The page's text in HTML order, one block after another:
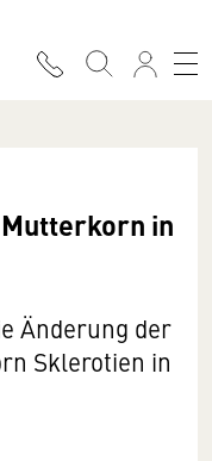
in
Änderung der
Sklerotien in